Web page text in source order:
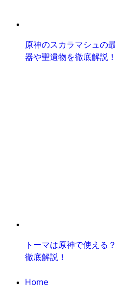
原神のスカラマシュの
器や聖遺物を徹底解説！
トーマは原神で使える
徹底解説！
Home